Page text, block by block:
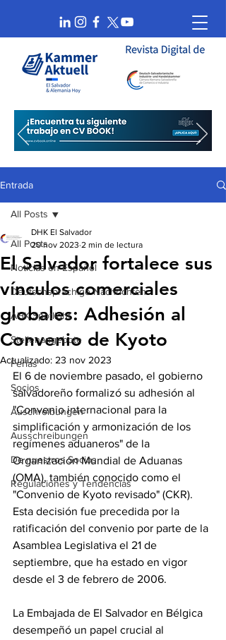
Entrada
All Posts
Noticias en Español
Deutschsprachige Nachrichten
AHK Spotlight
Stellenangebote
Ferias
Socios
Auschreibungen
Ausschreibungen
De nuestros Socios
Regulaciones y Tendencias
All Posts
El Salvador fortalece sus
vínculos comerciales
globales: Adhesión al
Convenio de Kyoto
DHK El Salvador
20 nov 2023 2 min de lectura
Actualizado: 23 nov 2023
El 6 de noviembre pasado, el gobierno
salvadoreño formalizó su adhesión al
"Convenio internacional para la
simplificación y armonización de los
regímenes aduaneros" de la
Organización Mundial de Aduanas
(OMA), también conocido como el
"Convenio de Kyoto revisado" (CKR).
Esta decisión fue precedida por la
ratificación del convenio por parte de la
Asamblea Legislativa el 21 de
septiembre, que ha estado en vigor
desde el 3 de febrero de 2006.
La Embajada de El Salvador en Bélgica
desempeñó un papel crucial al